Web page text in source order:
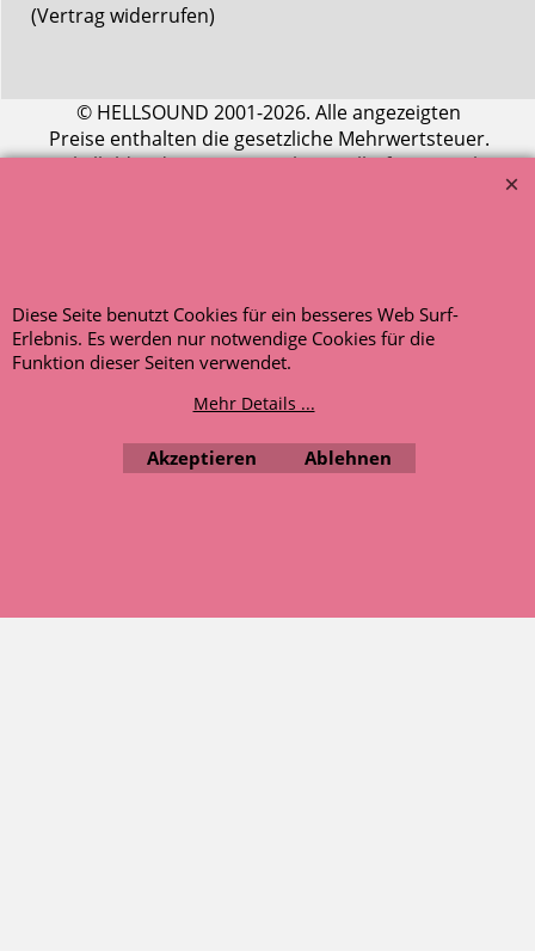
(Vertrag widerrufen)
© HELLSOUND 2001-2026. Alle angezeigten
Preise enthalten die gesetzliche Mehrwertsteuer.
Artikelbilder dienen nur zur beispielhaften Ansicht.
SEHR GUT
4.91/ 5.00
Hinweis zu den
Diese Seite benutzt Cookies für ein besseres Web Surf-
Erlebnis. Es werden nur notwendige Cookies für die
Funktion dieser Seiten verwendet.
Mehr Details ...
Akzeptieren Ablehnen